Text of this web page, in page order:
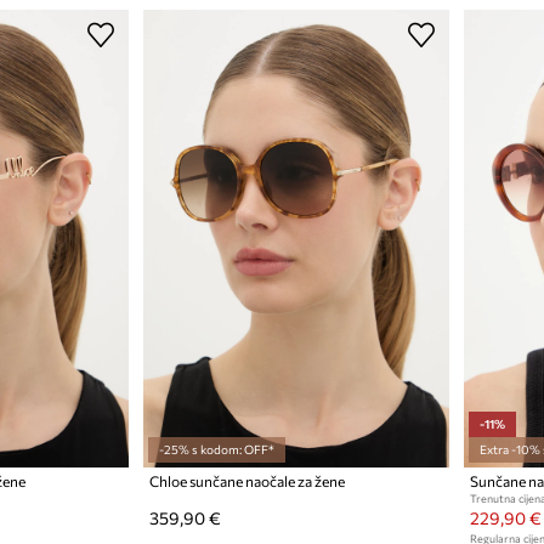
-25% s kodom: OFF*
Chloe sunčane naočale za žene
359,90 €
-11%
Extra -10%
Sunčane
Trenutna
229,90 €
Regularna